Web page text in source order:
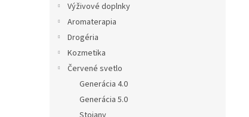
Výživové doplnky
Aromaterapia
Drogéria
Kozmetika
Červené svetlo
Generácia 4.0
Generácia 5.0